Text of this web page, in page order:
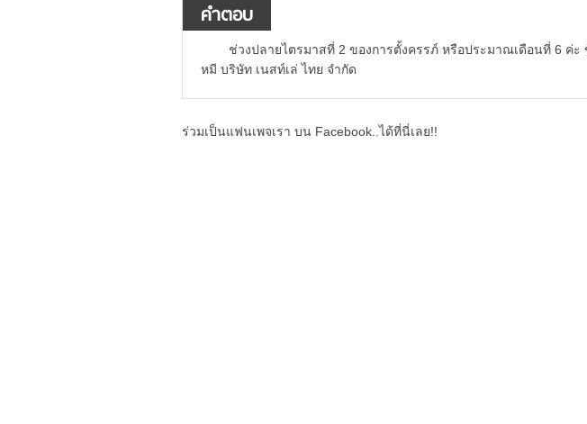
คำตอบ
ช่วงปลายไตรมาสที่ 2 ของการตั้งครรภ์ หรือประมาณเดือนที่ 6 ค่
หมี บริษัท เนสท์เล่ ไทย จำกัด
ร่วมเป็นแฟนเพจเรา บน Facebook..ได้ที่นี่เลย!!